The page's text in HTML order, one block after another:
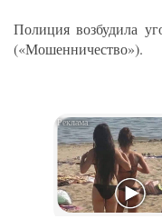
Полиция возбудила
(«Мошенничество»).